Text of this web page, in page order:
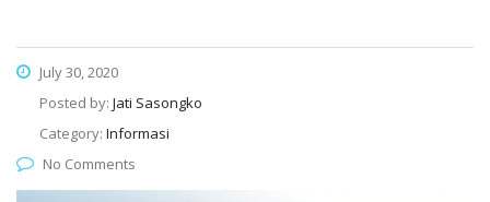
July 30, 2020
Posted by: Jati Sasongko
Category: Informasi
No Comments